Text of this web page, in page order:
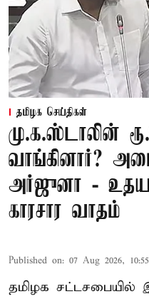
தமிழக செய்திகள்
மு.க.ஸ்டாலின்
வாங்கினார்?
அர்ஜுனா -
காரசார வாதம்
Published on: 07 Aug 2026,
தமிழக